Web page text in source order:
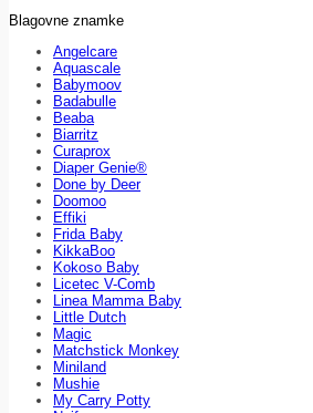
Blagovne znamke
Angelcare
Aquascale
Babymoov
Badabulle
Beaba
Biarritz
Curaprox
Diaper Genie®
Done by Deer
Doomoo
Effiki
Frida Baby
KikkaBoo
Kokoso Baby
Licetec V-Comb
Linea Mamma Baby
Little Dutch
Magic
Matchstick Monkey
Miniland
Mushie
My Carry Potty